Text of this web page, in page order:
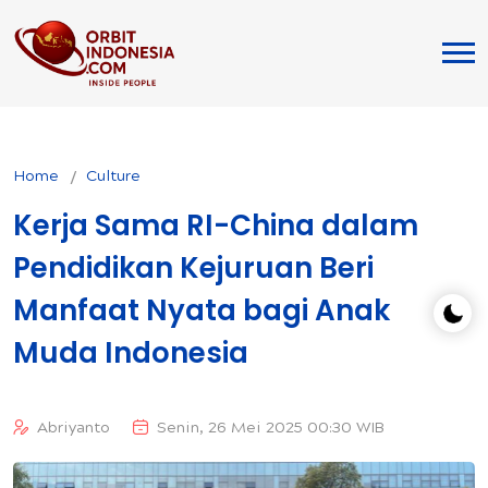
Home Culture
Kerja Sama RI-China dalam
Pendidikan Kejuruan Beri
Manfaat Nyata bagi Anak
Muda Indonesia
Abriyanto Senin, 26 Mei 2025 00:30 WIB